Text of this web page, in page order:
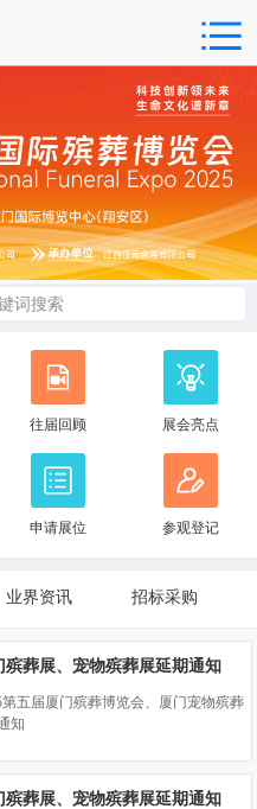
词搜索
往届回顾 展会亮点
申请展位 参观登记
业界资讯 招标采购
殡葬展、宠物殡葬展延期通知
五届厦门殡葬博览会、厦门宠物殡葬
知
殡葬展、宠物殡葬展延期通知